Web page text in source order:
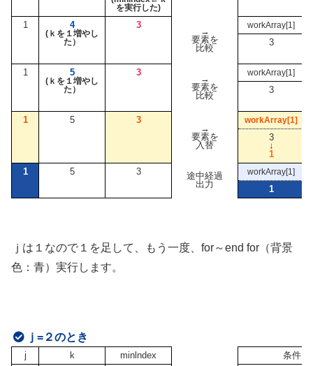
を実行した)
1 4
(ｋを１増やし
た）
3
→
要素を
比較
workArray[1]
3
1 5
(ｋを１増やし
た）
3
→
要素を
比較
workArray[1]
3
1 5
3
→
要素を
入替
workArray[1]
3
↓
1
1
5 3
途中経過
出力
workArray[1]
1
ｊは１なので１を足して、もう一度、for～end for（背景
色：青）実行します。
ｊ=２のとき
j k minlndex 条件：